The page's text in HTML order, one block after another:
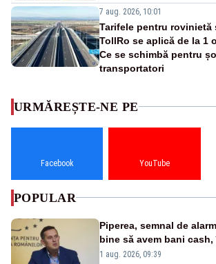
7 aug. 2026, 10:01
Tarifele pentru rovinietă
TollRo se aplică de la 1
Ce se schimbă pentru
transportatori
URMĂREȘTE-NE PE
Facebook YouTube
POPULAR
Piperea, semnal de
bine să avem bani
alertei energetice?
1 aug. 2026, 09:39